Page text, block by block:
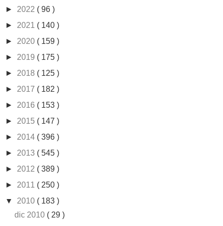
► 2022 ( 96 )
► 2021 ( 140 )
► 2020 ( 159 )
► 2019 ( 175 )
► 2018 ( 125 )
► 2017 ( 182 )
► 2016 ( 153 )
► 2015 ( 147 )
► 2014 ( 396 )
► 2013 ( 545 )
► 2012 ( 389 )
► 2011 ( 250 )
▼ 2010 ( 183 )
dic 2010 ( 29 )